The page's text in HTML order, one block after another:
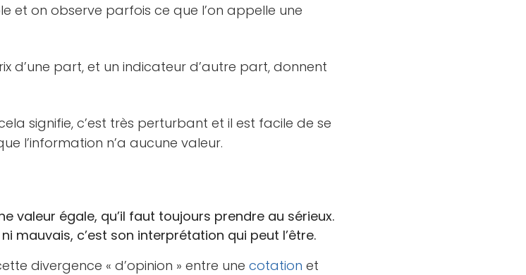
et on observe parfois ce que l’on appelle une
d’une part, et un indicateur d’autre part, donnent
signifie, c’est très perturbant et il est facile de se
l’information n’a aucune valeur.
valeur égale, qu’il faut toujours prendre au sérieux.
mauvais, c’est son interprétation qui peut l’être.
divergence « d’opinion » entre unecotation et